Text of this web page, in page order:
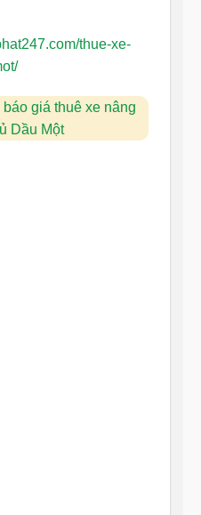
thue-xe-
giá thuê xe nâng
Dầu Một